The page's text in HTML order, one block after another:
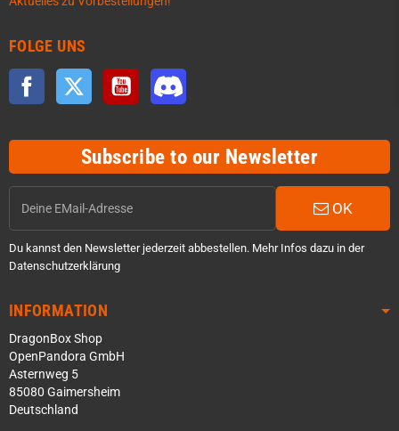
FOLGE UNS
Facebook Twitter YouTube
Subscribe to our Newsletter
OK
Du kannst den Newsletter jederzeit abbestellen. Mehr Infos dazu in der
Datenschutzerklärung
INFORMATION
DragonBox Shop
OpenPandora GmbH
Asternweg 5
85080 Gaimersheim
Deutschland